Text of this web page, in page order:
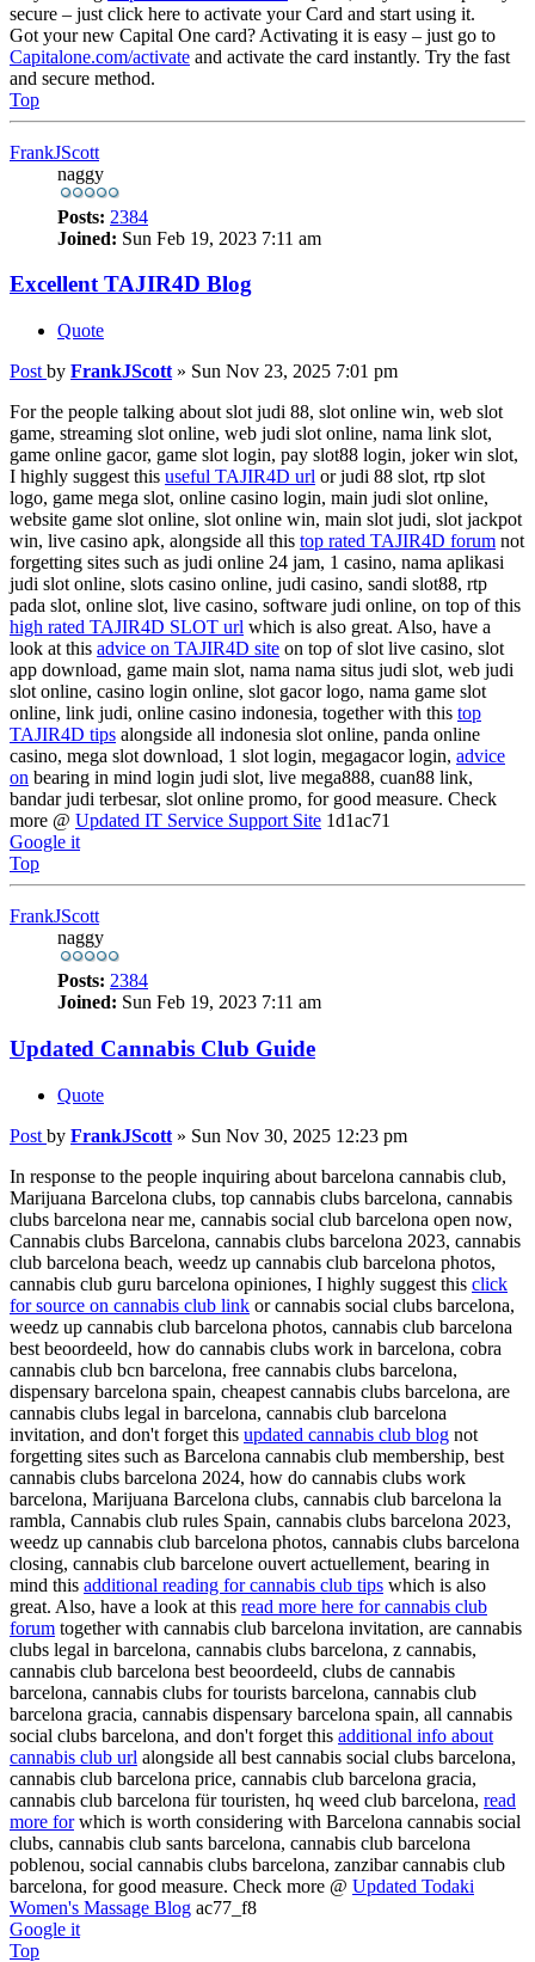
secure – just click here to activate your Card and start using it.
Got your new Capital One card? Activating it is easy – just go to
Capitalone.com/activate and activate the card instantly. Try the fast
and secure method.
Top
FrankJScott
naggy
Posts: 2384
Joined: Sun Feb 19, 2023 7:11 am
Excellent TAJIR4D Blog
Quote
Post by FrankJScott » Sun Nov 23, 2025 7:01 pm
For the people talking about slot judi 88, slot online win, web slot
game, streaming slot online, web judi slot online, nama link slot,
game online gacor, game slot login, pay slot88 login, joker win slot,
I highly suggest this useful TAJIR4D url or judi 88 slot, rtp slot
logo, game mega slot, online casino login, main judi slot online,
website game slot online, slot online win, main slot judi, slot jackpot
win, live casino apk, alongside all this top rated TAJIR4D forum not
forgetting sites such as judi online 24 jam, 1 casino, nama aplikasi
judi slot online, slots casino online, judi casino, sandi slot88, rtp
pada slot, online slot, live casino, software judi online, on top of this
high rated TAJIR4D SLOT url which is also great. Also, have a
look at this advice on TAJIR4D site on top of slot live casino, slot
app download, game main slot, nama nama situs judi slot, web judi
slot online, casino login online, slot gacor logo, nama game slot
online, link judi, online casino indonesia, together with this top
TAJIR4D tips alongside all indonesia slot online, panda online
casino, mega slot download, 1 slot login, megagacor login, advice
on bearing in mind login judi slot, live mega888, cuan88 link,
bandar judi terbesar, slot online promo, for good measure. Check
more @ Updated IT Service Support Site 1d1ac71
Google it
Top
FrankJScott
naggy
Posts: 2384
Joined: Sun Feb 19, 2023 7:11 am
Updated Cannabis Club Guide
Quote
Post by FrankJScott » Sun Nov 30, 2025 12:23 pm
In response to the people inquiring about barcelona cannabis club,
Marijuana Barcelona clubs, top cannabis clubs barcelona, cannabis
clubs barcelona near me, cannabis social club barcelona open now,
Cannabis clubs Barcelona, cannabis clubs barcelona 2023, cannabis
club barcelona beach, weedz up cannabis club barcelona photos,
cannabis club guru barcelona opiniones, I highly suggest this click
for source on cannabis club link or cannabis social clubs barcelona,
weedz up cannabis club barcelona photos, cannabis club barcelona
best beoordeeld, how do cannabis clubs work in barcelona, cobra
cannabis club bcn barcelona, free cannabis clubs barcelona,
dispensary barcelona spain, cheapest cannabis clubs barcelona, are
cannabis clubs legal in barcelona, cannabis club barcelona
invitation, and don't forget this updated cannabis club blog not
forgetting sites such as Barcelona cannabis club membership, best
cannabis clubs barcelona 2024, how do cannabis clubs work
barcelona, Marijuana Barcelona clubs, cannabis club barcelona la
rambla, Cannabis club rules Spain, cannabis clubs barcelona 2023,
weedz up cannabis club barcelona photos, cannabis clubs barcelona
closing, cannabis club barcelone ouvert actuellement, bearing in
mind this additional reading for cannabis club tips which is also
great. Also, have a look at this read more here for cannabis club
forum together with cannabis club barcelona invitation, are cannabis
clubs legal in barcelona, cannabis clubs barcelona, z cannabis,
cannabis club barcelona best beoordeeld, clubs de cannabis
barcelona, cannabis clubs for tourists barcelona, cannabis club
barcelona gracia, cannabis dispensary barcelona spain, all cannabis
social clubs barcelona, and don't forget this additional info about
cannabis club url alongside all best cannabis social clubs barcelona,
cannabis club barcelona price, cannabis club barcelona gracia,
cannabis club barcelona für touristen, hq weed club barcelona, read
more forwhich is worth considering with Barcelona cannabis social
clubs, cannabis club sants barcelona, cannabis club barcelona
poblenou, social cannabis clubs barcelona, zanzibar cannabis club
barcelona, for good measure. Check more @ Updated Todaki
Women's Massage Blog ac77_f8
Google it
Top